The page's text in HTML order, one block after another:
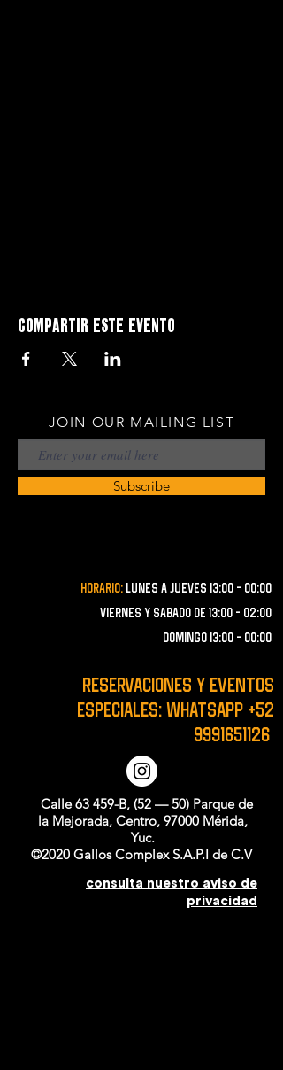
Compartir este evento
JOIN OUR MAILING LIST
Subscribe
Horario: lunes a JUEVES 13:00 - 00:00
VIERNES Y SABADO de 13:00 - 02:00
domingo 13:00 - 00:00
RESERVACIONES y EVENTOS
ESPECIALES: WHATSAPP +52
9991651126
Calle 63 459-B, (52 — 50) Parque de
la Mejorada, Centro, 97000 Mérida,
Yuc.
©2020 Gallos Complex S.A.P.I de C.V
consulta nuestro aviso de
privacidad